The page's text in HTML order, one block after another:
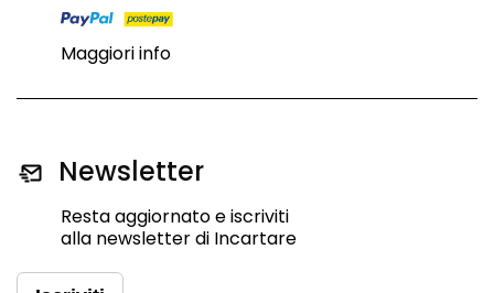
Maggiori info
Newsletter
Resta aggiornato e iscriviti
alla newsletter di Incartare